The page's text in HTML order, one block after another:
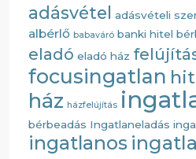
adásvétel adásvételi
albérlő babaváró banki hitel
eladó eladó ház
focusingatlan
ház házfelújítás
bérbeadás Ingatlaneladás
ingatlanos